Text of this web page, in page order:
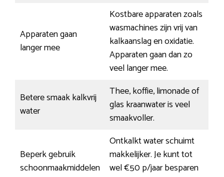
Apparaten gaan
langer mee
Kostbare apparaten zoals
wasmachines zijn vrij van
kalkaanslag en oxidatie.
Apparaten gaan dan zo
veel langer mee.
Betere smaak kalkvrij
water
Thee, koffie, limonade of
glas kraanwater is veel
smaakvoller.
Beperk gebruik
schoonmaakmiddelen
Ontkalkt water schuimt
makkelijker. Je kunt tot
wel €50 p/jaar besparen